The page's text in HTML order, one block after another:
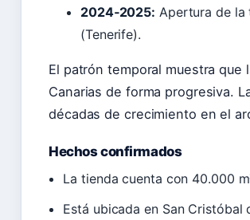
2024‑2025: Apertura de la
(Tenerife).
El patrón temporal muestra que
Canarias de forma progresiva.
décadas de crecimiento en el
Hechos confirmados
La tienda cuenta con 40.000
Está ubicada en San Cristóbal